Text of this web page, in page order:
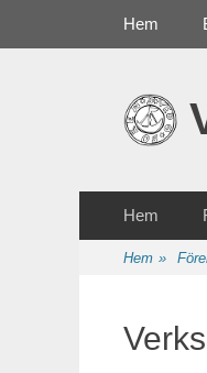
Hem
innehåll
Hem
Hem »